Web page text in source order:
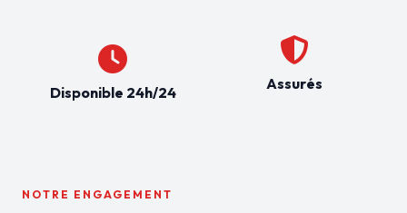
Disponible 24h/24 Assurés
NOTRE ENGAGEMENT